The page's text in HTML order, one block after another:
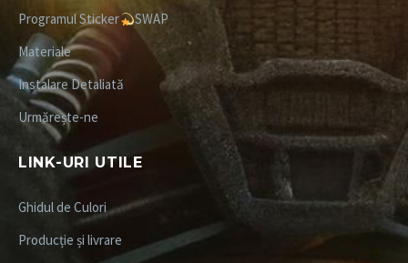
Programul Sticker
SWAP
Materiale
Instalare Detaliată
Urmărește-ne
LINK-URI UTILE
Ghidul de Culori
Producție și livrare